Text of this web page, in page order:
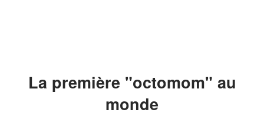
La première "octomom" au
monde